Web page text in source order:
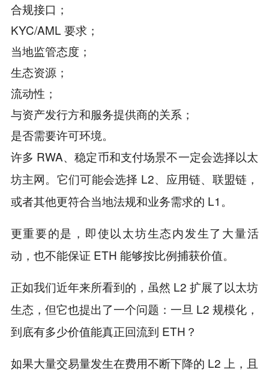
合规接口；
KYC/AML 要求；
当地监管态度；
生态资源；
流动性；
与资产发行方和服务提供商的关系；
是否需要许可环境。
许多 RWA、稳定币和支付场景不一定会选择以太
坊主网。它们可能会选择 L2、应用链、联盟链，
或者其他更符合当地法规和业务需求的 L1。
更重要的是，即使以太坊生态内发生了大量活
动，也不能保证 ETH 能够按比例捕获价值。
正如我们近年来所看到的，虽然 L2 扩展了以太坊
生态，但它也提出了一个问题：一旦 L2 规模化，
到底有多少价值能真正回流到 ETH？
如果大量交易量发生在费用不断下降的 L2 上，且